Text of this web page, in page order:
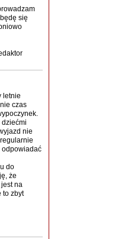
się
letnie
czas
dziećmi
nie
odpowiadać
do
że
na
to zbyt